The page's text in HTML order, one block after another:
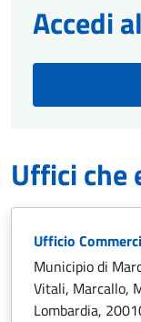
Accedi
Uffici che
Ufficio
Municipio di
Vitali, Marcallo,
Lombardia,